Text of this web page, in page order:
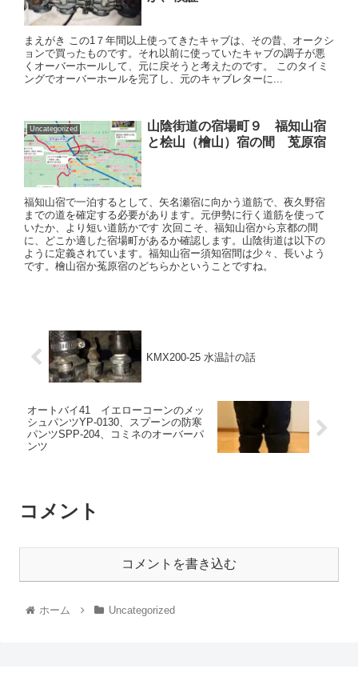
まえがき この1７年間以上使ってきたキャブは、その昔、オークシ
ョンで買ったものです。それ以前に使っていたキャブの調子が悪
くオーバーホールして、元に戻そうと考えたのです。 このタイミ
ングでオーバーホールを完了し、元のキャブレターに...
Uncategorized
山陰街道の宿場町９ 福知山宿
と桧山（檜山）宿の間 莵原宿
福知山宿で一泊するとして、矢名瀬宿に向かう道筋で、夜久野宿
までの道を確定する必要があります。元伊勢に行く道筋を使って
いたか、より短い道筋かです 次回こそ、福知山宿から京都の間
に、どこか適した宿場町があるか確認します。山陰街道は以下の
ように定義されています。福知山宿ー須知宿間は少々、長いよう
です。檜山宿か菟原宿のどちらかということですね。
KMX200-25 水温計の話
オートバイ41 イエローコーンのメッ
シュパンツYP-0130、スプーンの防寒
パンツSPP-204、コミネのオーバーパ
ンツ
コメント
コメントを書き込む
ホーム Uncategorized